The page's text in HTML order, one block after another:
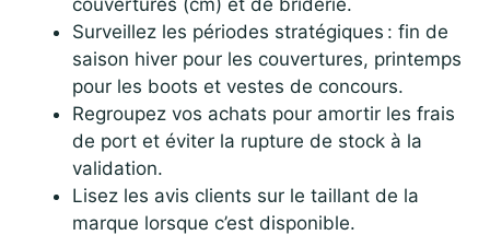
Surveillez les périodes stratégiques : fin de
saison hiver pour les couvertures, printemps
pour les boots et vestes de concours.
Regroupez vos achats pour amortir les frais
de port et éviter la rupture de stock à la
validation.
Lisez les avis clients sur le taillant de la
marque lorsque c’est disponible.